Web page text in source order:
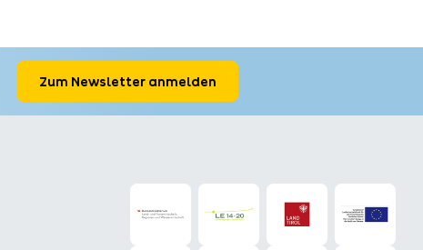
Zum Newsletter anmelden